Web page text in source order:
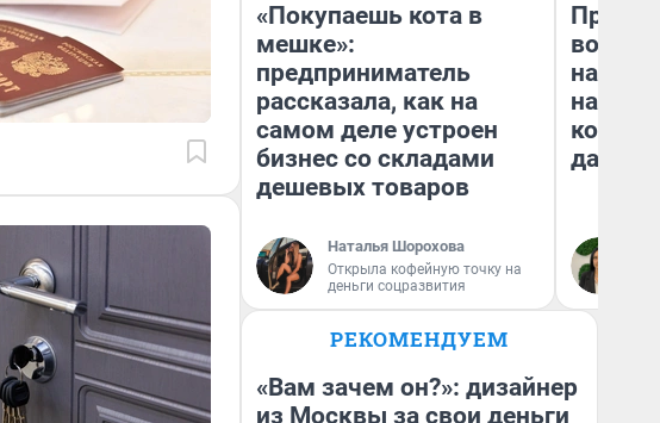
«Покупаешь кота в
мешке»:
предприниматель
рассказала, как на
самом деле устроен
бизнес со складами
дешевых товаров
Наталья Шорохова
Открыла кофейную точку на
деньги соцразвития
нам
даже
РЕКОМЕНДУЕМ
«Вам зачем он?»: дизайнер
из Москвы за свои деньги